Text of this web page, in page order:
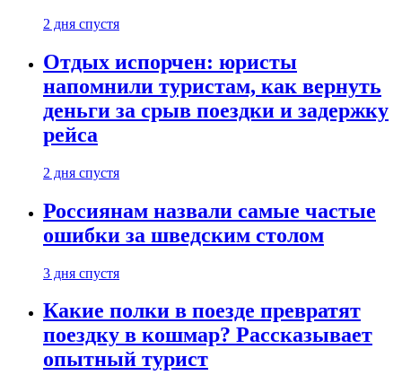
2 дня спустя
Отдых испорчен: юристы
напомнили туристам, как вернуть
деньги за срыв поездки и задержку
рейса
2 дня спустя
Россиянам назвали самые частые
ошибки за шведским столом
3 дня спустя
Какие полки в поезде превратят
поездку в кошмар? Рассказывает
опытный турист